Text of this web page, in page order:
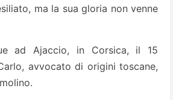
ma la sua gloria non venne
ad Ajaccio, in Corsica, il 15
avvocato di origini toscane,